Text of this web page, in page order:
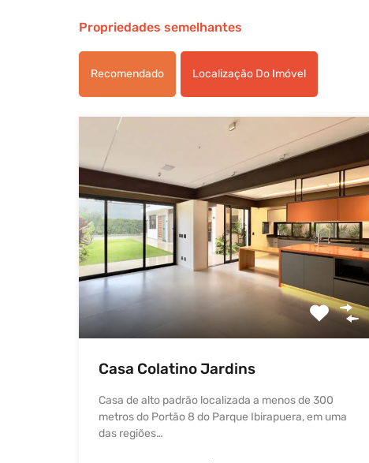
Propriedades semelhantes
Recomendado Localização Do Imóvel
Casa Colatino Jardins
Casa de alto padrão localizada a menos de 300
metros do Portão 8 do Parque Ibirapuera, em uma
das regiões…